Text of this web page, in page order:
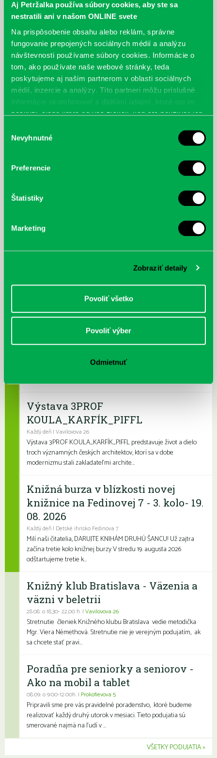
Aj Petržalka používa súbory cookies, aby ste sa
nestratili ani v našom ONLINE svete
Na prispôsobenie obsahu alebo reklám, správne
fungovanie prepojených sociálnych médií a analýzu
návštevnosti používame súbory cookies. Informácie o
tom, ako používate naše webové stránky, teda
poskytujeme aj našim partnerom v oblasti sociálnych
médií, inzercie a analýzy. Títo partneri môžu príslušné
informácie skombinovať s ďalšími údajmi, ktoré ste im
poskytli, alebo ktoré od vás získali, keď ste používali ich
súhlasu
Nevyhnutné
Preferencie
Štatistiky
Marketing
Zobraziť detaily
Povoliť všetko
Povoliť výber
Odmietnuť
Výdajný knižný box dostupný 24/7
Každý deň
Výdajný box na knihy Knižnice Petržalka je umiestnený pri
vchode do Petržalskej plavárne na Tupolevovej 7B a jeho obsluha
je užívateľsky veľmi jednodu...
Kubo Club už aj v petržalskej
knižnici
Každý deň |Furdekova 1,Haanova 37 ,Lietavská 16, Prokofievova 5
Rovniankova 3 ,Turnianska 10, Vavilovova 24 ,Vavilovova 26,
Obľúbení knižní hrdinovia už aj v petržalskej knižnici. Mať so
sebou vždy a všade po ruke kvalitnú a ľúbivú knihu na čítanie pre
Letné výpožičné hodiny knižnice
Turnianska 10,
Vavilovova 24
Počas letných mesiacov upravujeme výpožičné hodiny. Knižnica
podvečerných hodinách, keď býva na...
Prečítané leto v petržalskej knižnici
Vavilovova 24,Vyšehradská 27
letnými aktivitami a zábavou. Na našich detských a rodinných
pobočkách si knihovní...
dotyk architektúry
Leto je konečne tu a my sme pre vás namiešali pestrý letný
Výstava 3PROF
KOULA_KARFÍK_PIFFL
Každý deň | Vavilovova 26
Výstava 3PROF KOULA_KARFÍK_PIFFL predstavuje život a dielo
troch významných českých architektov, ktorí sa v dobe
modernizmu stali zakladateľmi archite...
Knižná burza v blízkosti novej
knižnice na Fedinovej 7 - 3. kolo- 19.
08. 2026
Každý deň | Detské ihrisko Fedinova 7
Milí naši čitatelia, DARUJTE KNIHÁM DRUHÚ ŠANCU! Už zajtra
začína tretie kolo knižnej burzy V stredu 19. augusta 2026
odštartujeme tretie k...
Knižný klub Bratislava - Väzenia a
väzni v beletrii
28.08. o 18,30- 22,00 h. | Vavilovova 26
Stretnutie členiek Knižného klubu Bratislava vedie metodička
Mgr. Viera Némethová. Stretnutie nie je verejným podujatím, ak
sa chcete stať pravi...
Poradňa pre seniorky a seniorov -
Ako na mobil a tablet
08.09. o 9:00-12:00h. | Prokofievova 5
Pripravili sme pre vás pravidelné poradenstvo, ktoré budeme
realizovať každý druhý utorok v mesiaci. Tieto podujatia sú
smerované najmä na ľudí v ...
VŠETKY PODUJATIA